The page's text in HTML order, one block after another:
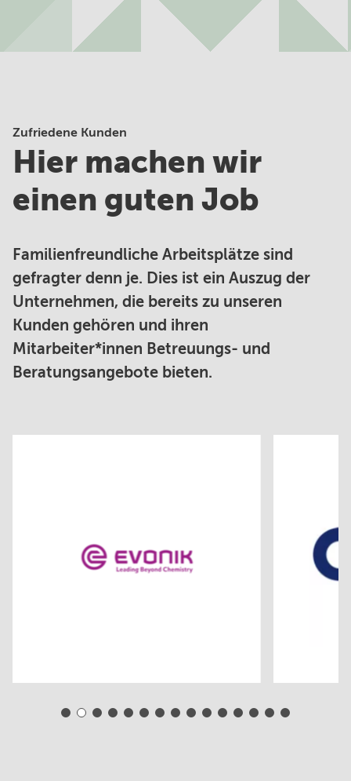
Zufriedene Kunden
Hier machen wir
einen guten Job
Familienfreundliche Arbeitsplätze sind
gefragter denn je. Dies ist ein Auszug der
Unternehmen, die bereits zu unseren
Kunden gehören und ihren
Mitarbeiter*innen Betreuungs- und
Beratungsangebote bieten.